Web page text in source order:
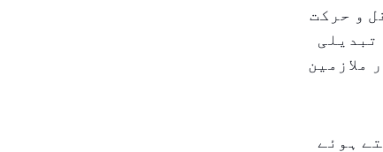
و حرکت
تبدیلی
ملازمین
ہوئے